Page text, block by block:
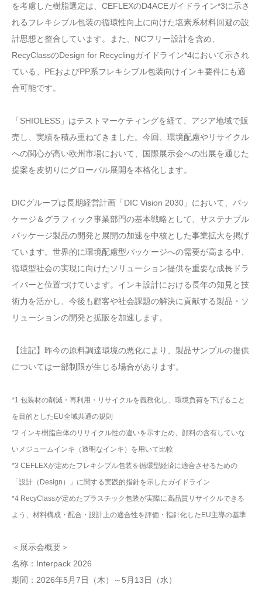
を考慮した樹脂選定は、CEFLEXのD4ACEガイドライン*3に示さ
れるフレキシブル包装の循環性向上に向けた塩素系材料回避の設
計思想と整合しています。また、NCフリー設計を含め、
RecyClassのDesign for Recyclingガイドライン*4において示され
ている、PEおよびPP系フレキシブル包装向けインキ要件にも適
合可能です。
「SHIOLESS」はテストマーケティングを経て、アジア地域で販
売し、実績を積み重ねてきました。今回、環境配慮やリサイクル
への関心が高い欧州市場において、国際展示会への出展を通じた
提案を皮切りにグローバル展開を本格化します。
DICグループは長期経営計画「DIC Vision 2030」において、パッ
ケージ＆グラフィック事業部門の基本戦略として、サステナブル
パッケージ製品の開発と展開の加速を中核とした事業拡大を掲げ
ています。世界的に環境配慮型パッケージへの需要が高まる中、
循環型社会の実現に向けたソリューション提供を重要な成長ドラ
イバーと位置づけています。インキ設計における長年の知見と技
術力を活かし、今後も顧客や社会課題の解決に貢献する製品・ソ
リューションの開発と拡販を加速します。
【注記】昨今の原料調達環境の悪化により、製品サンプルの提供
については一部制限が生じる場合があります。
*1 包装材の削減・再利用・リサイクルを義務化し、環境負荷を下げること
を目的としたEU全域共通の規則
*2 インキ樹脂自体のリサイクル性の違いを示すため、顔料の含有していな
いメジュームインキ（透明なインキ）を用いて比較
*3 CEFLEXが定めたフレキシブル包装を循環型経済に適合させるための
「設計（Design）」に関する実践的指針を示したガイドライン
*4 RecyClassが定めたプラスチック包装が実際に高品質リサイクルできる
よう、材料構成・配合・設計上の適合性を評価・指針化したEU主導の基準
＜展示会概要＞
名称：Interpack 2026
期間：2026年5月7日（木）～5月13日（水）